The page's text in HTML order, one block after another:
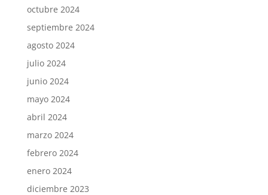
octubre 2024
septiembre 2024
agosto 2024
julio 2024
junio 2024
mayo 2024
abril 2024
marzo 2024
febrero 2024
enero 2024
diciembre 2023